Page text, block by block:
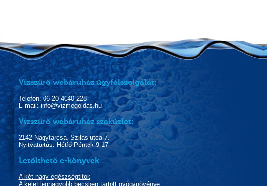
Vízszűrő webáruház ügyfélszolgálat:
Telefon: 06 20 4040 228
E-mail: info@vizmegoldas.hu
Vízszűrő webáruház szaküzlet:
2142 Nagytarcsa, Szilas utca 7.
Nyitvatartás: Hétfő-Péntek 9-17
Letölthető e-könyvek
A két nagy egészségtitok
A kelet legnagyobb becsben tartott gyógynövénye